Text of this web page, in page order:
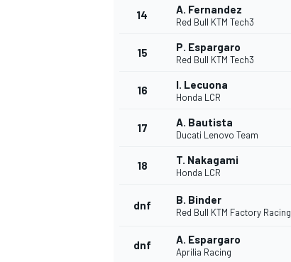
14 A. Fernandez
Red Bull KTM Tech3
15 P. Espargaro
Red Bull KTM Tech3
16 I. Lecuona
Honda LCR
17 A. Bautista
Ducati Lenovo Team
18 T. Nakagami
Honda LCR
dnf B. Binder
Red Bull KTM Factory Racing
dnf A. Espargaro
Aprilia Racing